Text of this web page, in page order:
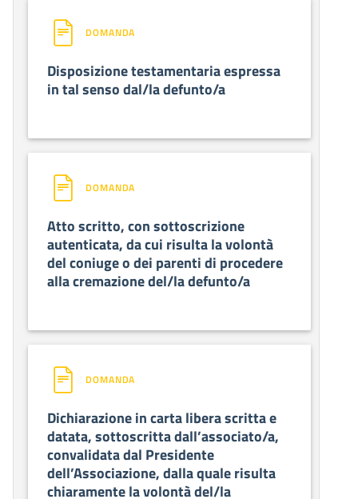
DOMANDA
Disposizione testamentaria espressa
in tal senso dal/la defunto/a
DOMANDA
Atto scritto, con sottoscrizione
autenticata, da cui risulta la volontà
del coniuge o dei parenti di procedere
alla cremazione del/la defunto/a
DOMANDA
Dichiarazione in carta libera scritta e
datata, sottoscritta dall’associato/a,
convalidata dal Presidente
dell’Associazione, dalla quale risulta
chiaramente la volontà del/la